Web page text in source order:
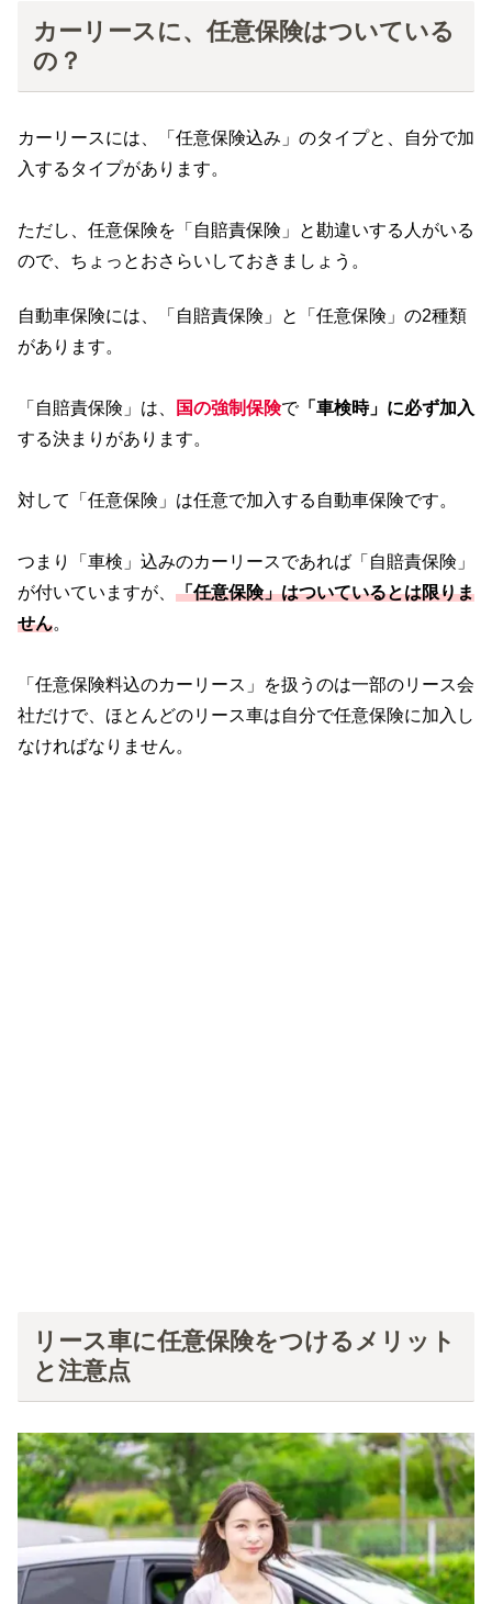
カーリースに、任意保険はついている
の？
カーリースには、「任意保険込み」のタイプと、自分で加
入するタイプがあります。
ただし、任意保険を「自賠責保険」と勘違いする人がいる
ので、ちょっとおさらいしておきましょう。
自動車保険には、「自賠責保険」と「任意保険」の2種類
があります。
「自賠責保険」は、 国の強制保険で「車検時」に必ず加入
する決まりがあります。
対して「任意保険」は任意で加入する自動車保険です。
つまり「車検」込みのカーリースであれば「自賠責保険」
が付いていますが、 「任意保険」はついているとは限りま
せん。
「任意保険料込のカーリース」を扱うのは一部のリース会
社だけで、ほとんどのリース車は自分で任意保険に加入し
なければなりません。
リース車に任意保険をつけるメリット
と注意点